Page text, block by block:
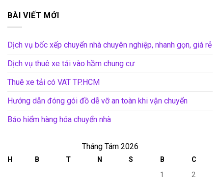
BÀI VIẾT MỚI
Dịch vụ bốc xếp chuyển nhà chuyên nghiệp, nhanh gọn, giá rẻ
Dịch vụ thuê xe tải vào hầm chung cư
Thuê xe tải có VAT TP.HCM
Hướng dẫn đóng gói đồ dễ vỡ an toàn khi vận chuyển
Bảo hiểm hàng hóa chuyển nhà
Tháng Tám 2026
H B T N S B
C
1
2